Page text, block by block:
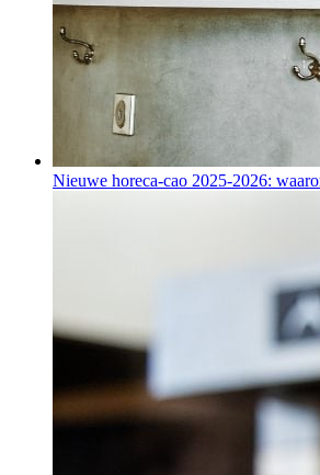
Nieuwe horeca-cao 2025-2026: